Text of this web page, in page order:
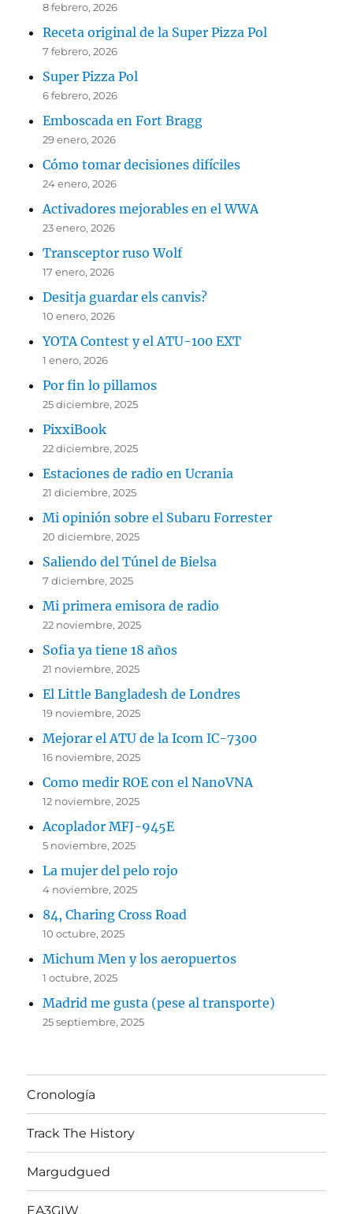
8 febrero, 2026
Receta original de la Super Pizza Pol
7 febrero, 2026
Super Pizza Pol
6 febrero, 2026
Emboscada en Fort Bragg
29 enero, 2026
Cómo tomar decisiones difíciles
24 enero, 2026
Activadores mejorables en el WWA
23 enero, 2026
Transceptor ruso Wolf
17 enero, 2026
Desitja guardar els canvis?
10 enero, 2026
YOTA Contest y el ATU-100 EXT
1 enero, 2026
Por fin lo pillamos
25 diciembre, 2025
PixxiBook
22 diciembre, 2025
Estaciones de radio en Ucrania
21 diciembre, 2025
Mi opinión sobre el Subaru Forrester
20 diciembre, 2025
Saliendo del Túnel de Bielsa
7 diciembre, 2025
Mi primera emisora de radio
22 noviembre, 2025
Sofia ya tiene 18 años
21 noviembre, 2025
El Little Bangladesh de Londres
19 noviembre, 2025
Mejorar el ATU de la Icom IC-7300
16 noviembre, 2025
Como medir ROE con el NanoVNA
12 noviembre, 2025
Acoplador MFJ-945E
5 noviembre, 2025
La mujer del pelo rojo
4 noviembre, 2025
84, Charing Cross Road
10 octubre, 2025
Michum Men y los aeropuertos
1 octubre, 2025
Madrid me gusta (pese al transporte)
25 septiembre, 2025
Cronología
Track The History
Margudgued
EA3GIW